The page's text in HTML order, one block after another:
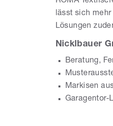
lässt sich
Lösungen
Nicklbauer
Beratung,
Markisen
Garagentor-